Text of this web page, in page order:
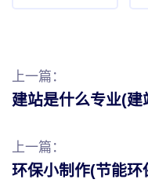
上一篇：
建站是什么专业(建
上一篇：
环保小制作(节能环